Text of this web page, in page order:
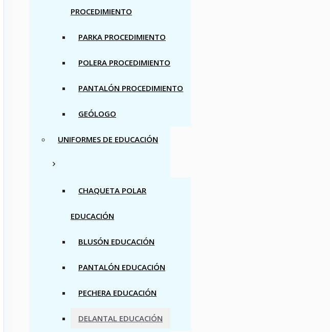
PROCEDIMIENTO
PARKA PROCEDIMIENTO
POLERA PROCEDIMIENTO
PANTALÓN PROCEDIMIENTO
GEÓLOGO
UNIFORMES DE EDUCACIÓN
CHAQUETA POLAR
EDUCACIÓN
BLUSÓN EDUCACIÓN
PANTALÓN EDUCACIÓN
PECHERA EDUCACIÓN
DELANTAL EDUCACIÓN